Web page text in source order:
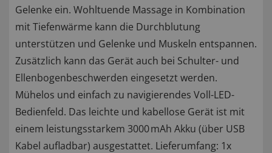
Gelenke ein. Wohltuende Massage in Kombination
mit Tiefenwärme kann die Durchblutung
unterstützen und Gelenke und Muskeln entspannen.
Zusätzlich kann das Gerät auch bei Schulter- und
Ellenbogenbeschwerden eingesetzt werden.
Mühelos und einfach zu navigierendes Voll-LED-
Bedienfeld. Das leichte und kabellose Gerät ist mit
einem leistungsstarkem 3000 mAh Akku (über USB
Kabel aufladbar) ausgestattet. Lieferumfang: 1x